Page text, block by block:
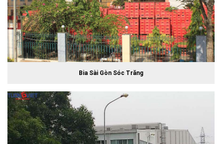
Bia Sài Gòn Sóc Trăng